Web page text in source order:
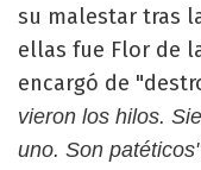
su malestar tras
ellas fue Flor de
encargó de
vieron los hilos.
uno. Son